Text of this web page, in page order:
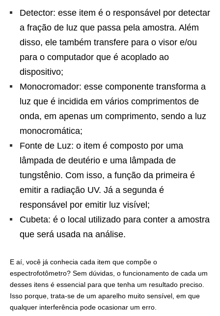
Detector: esse item é o responsável por detectar
a fração de luz que passa pela amostra. Além
disso, ele também transfere para o visor e/ou
para o computador que é acoplado ao
dispositivo;
Monocromador: esse componente transforma a
luz que é incidida em vários comprimentos de
onda, em apenas um comprimento, sendo a luz
monocromática;
Fonte de Luz: o item é composto por uma
lâmpada de deutério e uma lâmpada de
tungstênio. Com isso, a função da primeira é
emitir a radiação UV. Já a segunda é
responsável por emitir luz visível;
Cubeta: é o local utilizado para conter a amostra
que será usada na análise.
E aí, você já conhecia cada item que compõe o
espectrofotômetro? Sem dúvidas, o funcionamento de cada um
desses itens é essencial para que tenha um resultado preciso.
Isso porque, trata-se de um aparelho muito sensível, em que
qualquer interferência pode ocasionar um erro.